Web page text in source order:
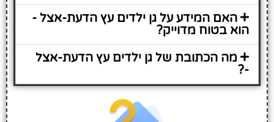
האם המידע על גן ילדים עץ הדעת-אצל -
הוא בטוח מדוייק?
מה הכתובת של גן ילדים עץ הדעת-אצל
-?